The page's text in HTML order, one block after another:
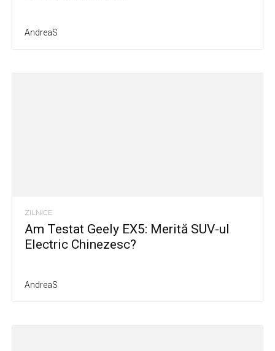
AndreaS
ZILNICE
Am Testat Geely EX5: Merită SUV-ul
Electric Chinezesc?
AndreaS